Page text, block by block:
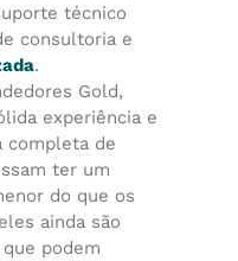
técnico
consultoria e
.
Gold,
experiência e
completa de
ter um
do que os
ainda são
podem